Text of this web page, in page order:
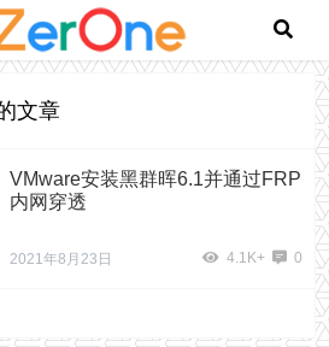
文章
VMware安装黑群晖6.1并通过FRP
内网穿透
2021年8月23日 4.1K+ 0